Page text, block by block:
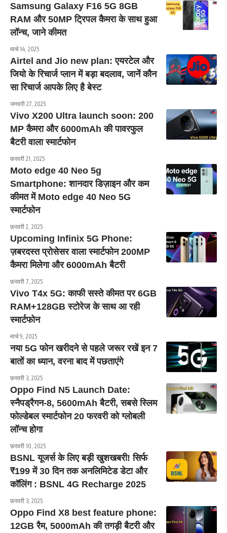
Samsung Galaxy F16 5G 8GB
RAM और 50MP ट्रिपल कैमरा के साथ हुआ
लॉन्च, जाने कीमत
मार्च 14, 2025
Airtel and Jio new plan: एयरटेल और
जियो के रिचार्ज प्लान में बड़ा बदलाव, जानें कौन
सा रिचार्ज आपके लिए है बेस्ट
जनवरी 27, 2025
Vivo X200 Ultra launch soon: 200
MP कैमरा और 6000mAh की पावरफुल
बैटरी वाला स्मार्टफोन
फ़रवरी 21, 2025
Moto edge 40 Neo 5g
Smartphone: शानदार डिज़ाइन और कम
कीमत में Moto edge 40 Neo 5G
स्मार्टफोन
फ़रवरी 2, 2025
Upcoming Infinix 5G Phone:
ज़बरदस्त प्रोसेसर वाला स्मार्टफोन 200MP
कैमरा मिलेगा और 6000mAh बैटरी
फ़रवरी 7, 2025
Vivo T4x 5G: काफी सस्ते कीमत पर 6GB
RAM+128GB स्टोरेज के साथ आ रही
स्मार्टफोन
मार्च 9, 2025
नया 5G फोन खरीदने से पहले जरूर रखें इन 7
बातों का ध्यान, वरना बाद में पछताएंगे
फ़रवरी 3, 2025
Oppo Find N5 Launch Date:
स्नैपड्रैगन-8, 5600mAh बैटरी, सबसे स्लिम
फोल्डेबल स्मार्टफोन 20 फरवरी को ग्लोबली
लॉन्च होगा
फ़रवरी 10, 2025
BSNL यूजर्स के लिए बड़ी खुशखबरी! सिर्फ
₹199 में 30 दिन तक अनलिमिटेड डेटा और
कॉलिंग : BSNL 4G Recharge 2025
फ़रवरी 3, 2025
Oppo Find X8 best feature phone:
12GB रैम, 5000mAh की तगड़ी बैटरी और